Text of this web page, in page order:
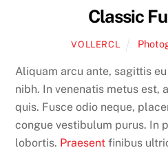
Classic
VOLLERCL
Aliquam arcu ante, sagittis
nibh. In venenatis metus est,
quis. Fusce odio neque,
congue vestibulum purus. In
lobortis. Praesent finibus